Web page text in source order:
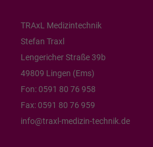
TRAxL Medizintechnik
Stefan Traxl
Lengericher Straße 39b
49809 Lingen (Ems)
Fon: 0591 80 76 958
Fax: 0591 80 76 959
info@traxl-medizin-technik.de